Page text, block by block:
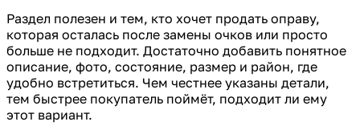
Раздел полезен и тем, кто хочет продать оправу,
которая осталась после замены очков или просто
больше не подходит. Достаточно добавить понятное
описание, фото, состояние, размер и район, где
удобно встретиться. Чем честнее указаны детали,
тем быстрее покупатель поймёт, подходит ли ему
этот вариант.